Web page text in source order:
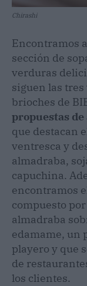
Chirashi
Encontramos
sección de
verduras
siguen las
brioches de
propuestas
que destacan
ventresca y
almadraba,
capuchina.
encontramos
compuesto
almadraba
edamame, un
playero y que
de
los clientes.